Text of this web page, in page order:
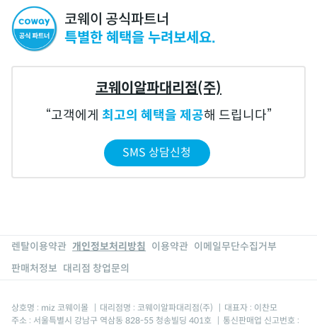
코웨이 공식파트너
특별한 혜택을 누려보세요.
코웨이알파대리점(주)
고객에게 최고의 혜택을 제공해 드립니다
SMS 상담신청
렌탈이용약관 개인정보처리방침 이용약관 이메일무단수집거부
판매처정보 대리점 창업문의
상호명 : miz 코웨이몰 대리점명 : 코웨이알파대리점(주)
대표자 : 이찬모
주소 : 서울특별시 강남구 역삼동 828-55 청송빌딩 401호
통신판매업 신고번호 :